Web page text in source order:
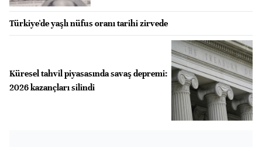
Türkiye'de yaşlı nüfus oranı tarihi zirvede
Küresel tahvil piyasasında savaş depremi:
2026 kazançları silindi